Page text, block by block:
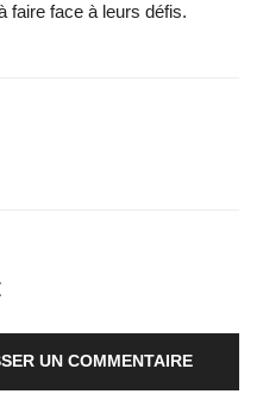
faire face à leurs défis.
UN COMMENTAIRE